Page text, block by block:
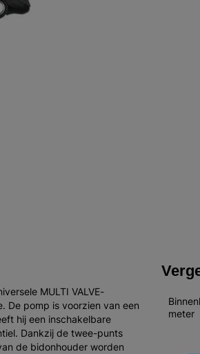
MULTI VALVE-
De pomp is voorzien van een
hij een inschakelbare
Dankzij de twee-punts
de bidonhouder worden
meter